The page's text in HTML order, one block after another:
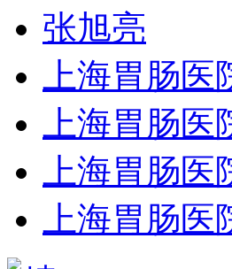
张旭亮
上海胃肠
上海胃肠
上海胃肠
上海胃肠